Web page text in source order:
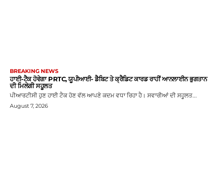
BREAKING NEWS
ਹਾਈ-ਟੈਕ ਹੋਵੇਗਾ PRTC, ਯੂਪੀਆਈ- ਡੈਬਿਟ ਤੇ ਕ੍ਰੈਡਿਟ ਕਾਰਡ ਰਾਹੀਂ ਆਨਲਾਈਨ ਭੁਗਤਾਨ
ਦੀ ਮਿਲੇਗੀ ਸਹੂਲਤ
ਪੀਆਰਟੀਸੀ ਹੁਣ ਹਾਈ ਟੈਕ ਹੋਣ ਵੱਲ ਆਪਣੇ ਕਦਮ ਵਧਾ ਰਿਹਾ ਹੈ। ਸਵਾਰੀਆਂ ਦੀ ਸਹੂਲਤ...
August 7, 2026